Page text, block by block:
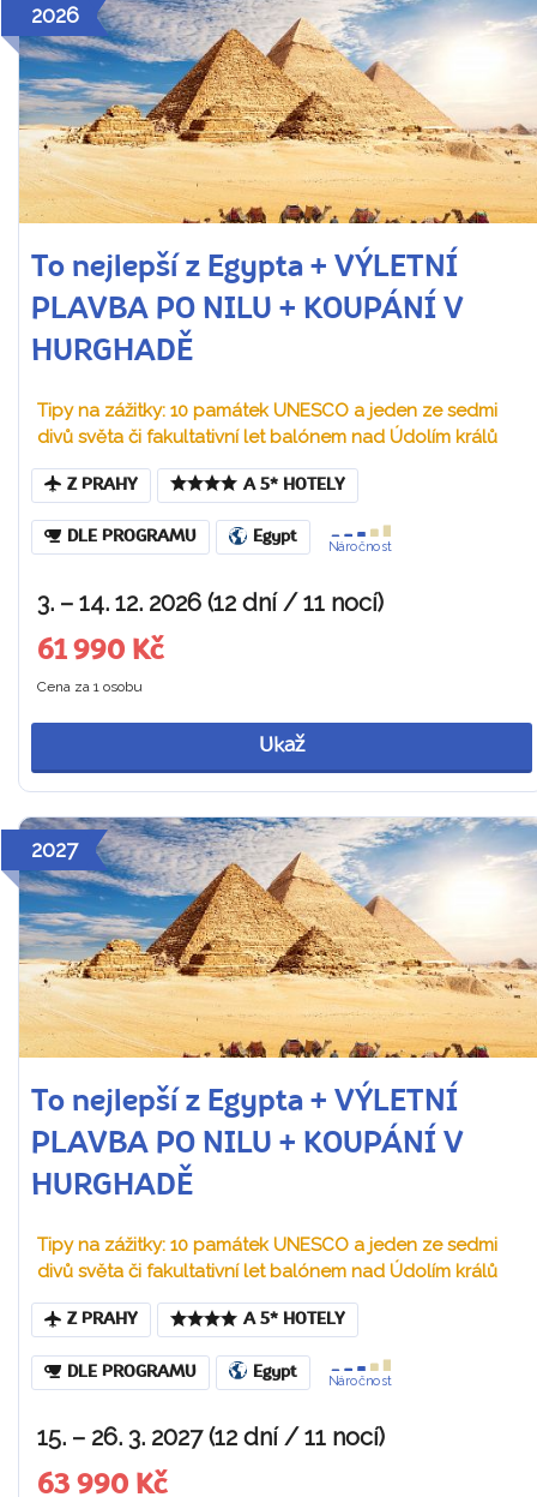
2026
To nejlepší z Egypta + VÝLETNÍ
PLAVBA PO NILU + KOUPÁNÍ V
HURGHADĚ
Tipy na zážitky: 10 památek UNESCO a jeden ze sedmi
divů světa či fakultativní let balónem nad Údolím králů
Z PRAHY A 5* HOTELY
DLE PROGRAMU Egypt
Náročnost
3. – 14. 12. 2026 (12 dní / 11 nocí)
61 990 Kč
Cena za 1 osobu
Ukaž
2027
To nejlepší z Egypta + VÝLETNÍ
PLAVBA PO NILU + KOUPÁNÍ V
HURGHADĚ
Tipy na zážitky: 10 památek UNESCO a jeden ze sedmi
divů světa či fakultativní let balónem nad Údolím králů
Z PRAHY A 5* HOTELY
DLE PROGRAMU Egypt
Náročnost
15. – 26. 3. 2027 (12 dní / 11 nocí)
63 990 Kč